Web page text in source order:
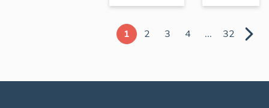
1 2 3 4 ... 32